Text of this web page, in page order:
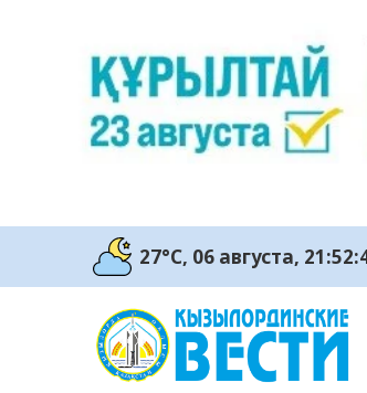
27°C, 06 августа,